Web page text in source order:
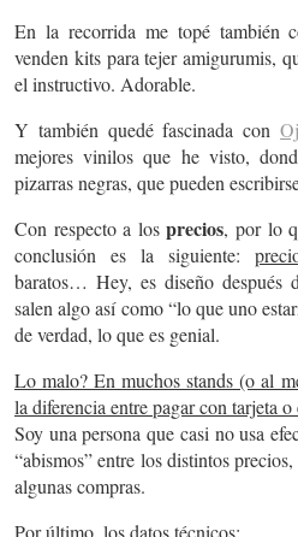
En la recorrida me topé
venden kits para tejer amigurumis,
el instructivo. Adorable.
Y también quedé fascinada con
mejores vinilos que he visto,
pizarras negras, que pueden
Con respecto a losprecios, por lo
conclusión es la siguiente:
baratos… Hey, es diseño después
salen algo así como “lo que uno
de verdad, lo que es genial.
Lo malo? En muchos stands (o al
la diferencia entre pagar con tarjeta
Soy una persona que casi no usa
“abismos” entre los distintos
algunas compras.